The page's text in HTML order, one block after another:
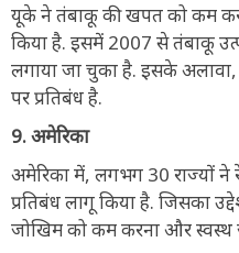
यूके ने तंबाकू की खपत को कम
किया है. इसमें 2007 से तंबाकू
लगाया जा चुका है. इसके अलावा,
पर प्रतिबंध है.
9. अमेरिका
अमेरिका में, लगभग 30 राज्यों ने
प्रतिबंध लागू किया है. जिसका
जोखिम को कम करना और स्वस्थ